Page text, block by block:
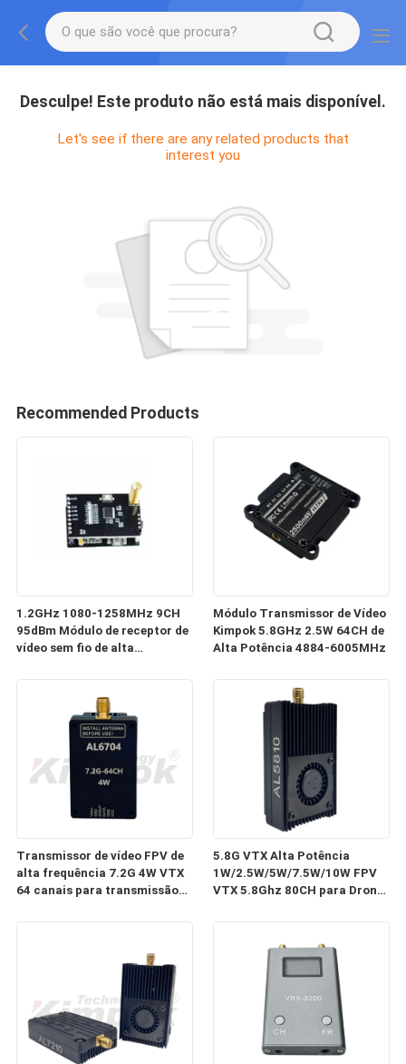
Desculpe! Este produto não está mais disponível.
Let's see if there are any related products that
interest you
Recommended Products
1.2GHz 1080-1258MHz 9CH
95dBm Módulo de receptor de
vídeo sem fio de alta
Módulo Transmissor de Vídeo
Kimpok 5.8GHz 2.5W 64CH de
Alta Potência 4884-6005MHz
Transmissor de vídeo FPV de
alta frequência 7.2G 4W VTX
64 canais para transmissão
5.8G VTX Alta Potência
1W/2.5W/5W/7.5W/10W FPV
VTX 5.8Ghz 80CH para Drone